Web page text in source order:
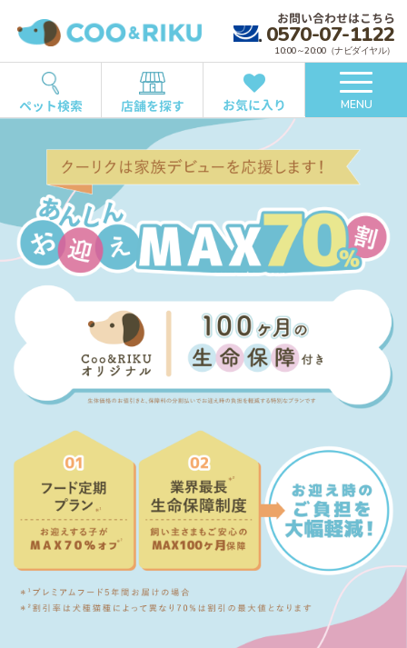
お問い合わせはこちら
0570-07-1122
10:00～20:00（ナビダイヤル）
ペット検索 店舗を探す お気に入り MENU